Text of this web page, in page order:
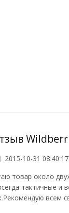
2015-10-31 08:40:17
товар около
тактичные и
всем